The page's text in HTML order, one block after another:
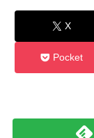
X
Pocket